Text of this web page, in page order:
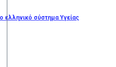
ελληνικό σύστημα Υγείας